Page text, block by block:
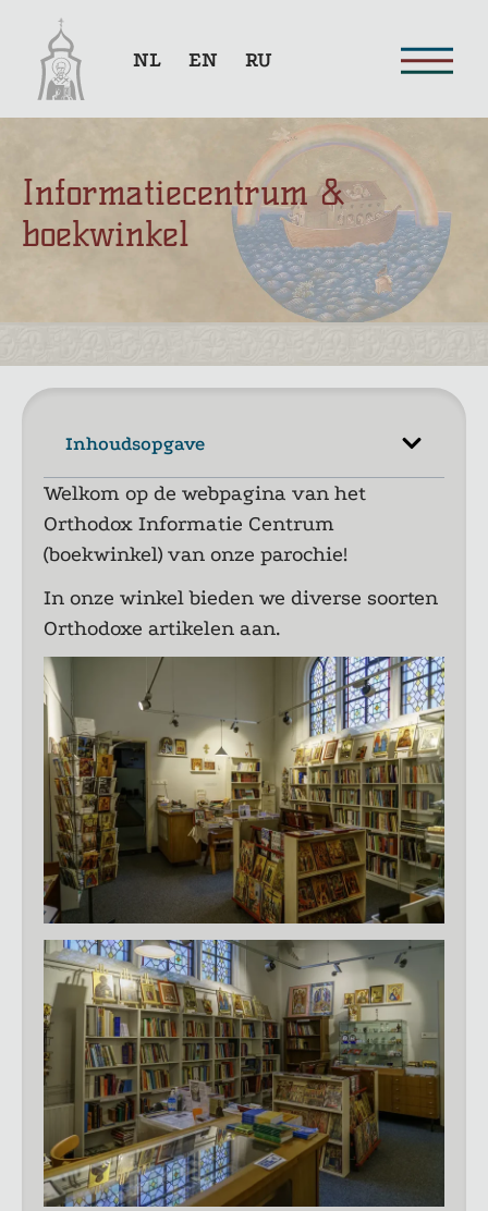
NL EN RU
Informatiecentrum &
boekwinkel
Inhoudsopgave
Welkom op de webpagina van het
Orthodox Informatie Centrum
(boekwinkel) van onze parochie!
In onze winkel bieden we diverse soorten
Orthodoxe artikelen aan.